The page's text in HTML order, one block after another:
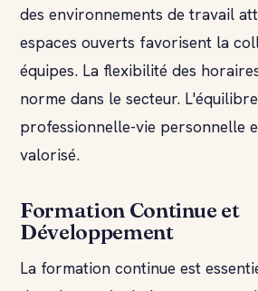
des environnements de travail
espaces ouverts favorisent la
équipes. La flexibilité des
norme dans le secteur.
professionnelle-vie personnelle
valorisé.
Formation Continue et
Développement
La formation continue est